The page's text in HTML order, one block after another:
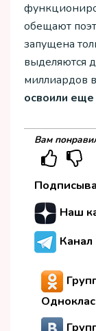
обещают
запущена
выделяются
миллиардов
освоили
Вам
Наш
Канал